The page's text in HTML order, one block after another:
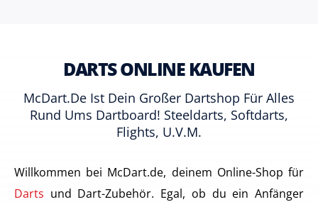
DARTS ONLINE KAUFEN
McDart.de Ist Dein Großer Dartshop Für Alles
Rund Ums Dartboard! Steeldarts, Softdarts,
Flights, U.v.m.
Willkommen bei McDart.de, deinem Online-Shop für
Darts und Dart-Zubehör. Egal, ob du ein Anfänger